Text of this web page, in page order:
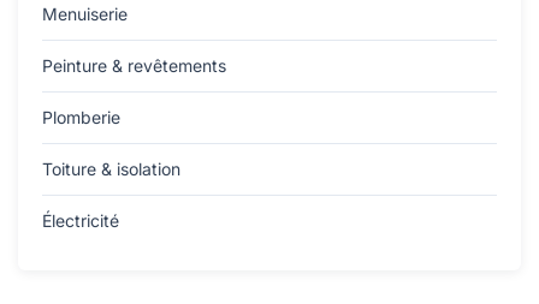
Menuiserie
Peinture & revêtements
Plomberie
Toiture & isolation
Électricité